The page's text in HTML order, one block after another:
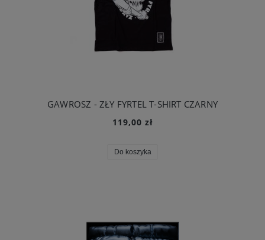
GAWROSZ - ZŁY FYRTEL T-SHIRT CZARNY
119,00 zł
Do koszyka